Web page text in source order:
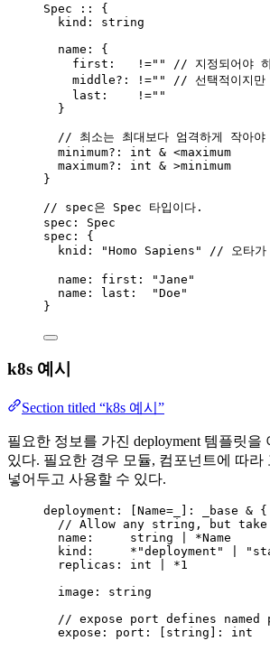
Spec :: {
kind : string
name:
{
first : !=""
// 지정되어야
middle?:
!=""
// 선택적이지만
last:
!=""
}
// 최소는 최대보다 엄격하게 작아야
minimum?:
int & <maximum
maximum?:
int & >minimum
}
// spec은 Spec 타입이다.
spec: Spec
spec: {
knid : "Homo Sapiens " // 오타가
name: first: "Jane "
name:
last: "Doe "
}
k8s 예시
Section titled “k8s 예시”
필요한 정보를 가진 deployment 템플릿을
있다. 필요한 경우 모듈, 컴포넌트에 따라
넣어두고 사용할 수 있다.
deployment: [ Name=_
]: _base & {
// Allow any string, but take
name : string
*Name
kind:
* "deployment " "
replicas:
int *1
image:
string
// expose port defines
expose:
port: string :
int